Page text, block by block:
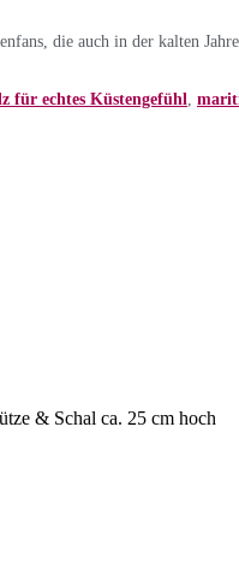
die auch in der kalten
für echtes Küstengefühl
& Schal ca. 25 cm hoch